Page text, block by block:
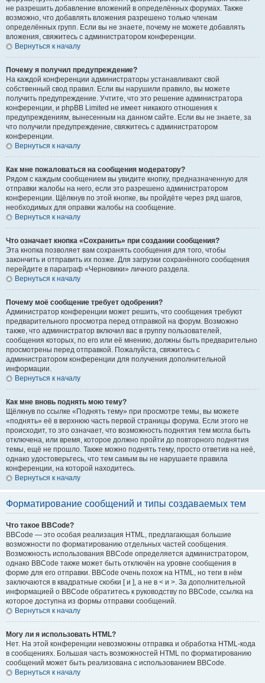
не разрешить добавление вложений в определённых форумах. Также
возможно, что добавлять вложения разрешено только членам
определённых групп. Если вы не знаете, почему не можете добавлять
вложения, свяжитесь с администратором конференции.
Вернуться к началу
Почему я получил предупреждение?
На каждой конференции администраторы устанавливают свой
собственный свод правил. Если вы нарушили правило, вы можете
получить предупреждение. Учтите, что это решение администратора
конференции, и phpBB Limited не имеет никакого отношения к
предупреждениям, вынесенным на данном сайте. Если вы не знаете, за
что получили предупреждение, свяжитесь с администратором
конференции.
Вернуться к началу
Как мне пожаловаться на сообщения модератору?
Рядом с каждым сообщением вы увидите кнопку, предназначенную для
отправки жалобы на него, если это разрешено администратором
конференции. Щёлкнув по этой кнопке, вы пройдёте через ряд шагов,
необходимых для оправки жалобы на сообщение.
Вернуться к началу
Что означает кнопка «Сохранить» при создании сообщения?
Эта кнопка позволяет вам сохранять сообщения для того, чтобы
закончить и отправить их позже. Для загрузки сохранённого сообщения
перейдите в параграф «Черновики» личного раздела.
Вернуться к началу
Почему моё сообщение требует одобрения?
Администратор конференции может решить, что сообщения требуют
предварительного просмотра перед отправкой на форум. Возможно
также, что администратор включил вас в группу пользователей,
сообщения которых, по его или её мнению, должны быть предварительно
просмотрены перед отправкой. Пожалуйста, свяжитесь с
администратором конференции для получения дополнительной
информации.
Вернуться к началу
Как мне вновь поднять мою тему?
Щёлкнув по ссылке «Поднять тему» при просмотре темы, вы можете
«поднять» её в верхнюю часть первой страницы форума. Если этого не
происходит, то это означает, что возможность поднятия тем могла быть
отключена, или время, которое должно пройти до повторного поднятия
темы, ещё не прошло. Также можно поднять тему, просто ответив на неё,
однако удостоверьтесь, что тем самым вы не нарушаете правила
конференции, на которой находитесь.
Вернуться к началу
Форматирование сообщений и типы создаваемых тем
Что такое BBCode?
BBCode — это особая реализация HTML, предлагающая большие
возможности по форматированию отдельных частей сообщения.
Возможность использования BBCode определяется администратором,
однако BBCode также может быть отключён на уровне сообщения в
форме для его отправки. BBCode очень похож на HTML, но теги в нём
заключаются в квадратные скобки [ и ], а не в < и >. За дополнительной
информацией о BBCode обратитесь к руководству по BBCode, ссылка на
которое доступна из формы отправки сообщений.
Вернуться к началу
Могу ли я использовать HTML?
Нет. На этой конференции невозможны отправка и обработка HTML-кода
в сообщениях. Большая часть возможностей HTML по форматированию
сообщений может быть реализована с использованием BBCode.
Вернуться к началу